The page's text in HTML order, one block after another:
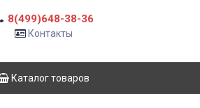
8(499)648-38-36
Контакты
Каталог товаров